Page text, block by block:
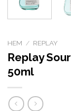
HEM / REPLAY
Replay
50ml